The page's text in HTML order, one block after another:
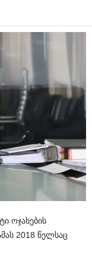
ოჯახების
2018 წელსაც